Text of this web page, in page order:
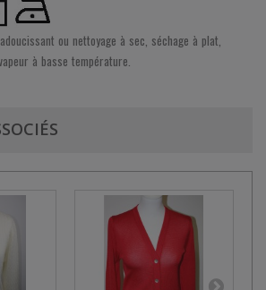
ou nettoyage à sec, séchage à plat,
à basse température.